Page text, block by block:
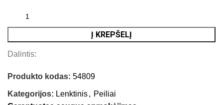
Į KREPŠELĮ
Dalintis:
Produkto kodas:54809
Kategorijos: Lenktinis, Peiliai